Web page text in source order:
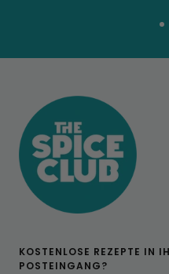
Zur
KOSTENLOSE REZEPTE IN
POSTEINGANG?